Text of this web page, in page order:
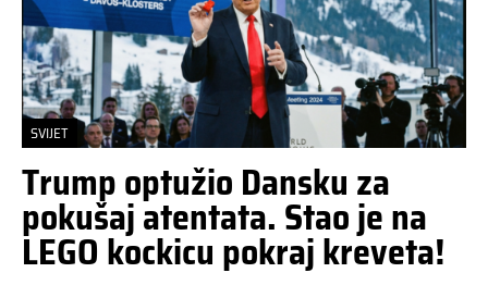
SVIJET
Trump optužio Dansku za
pokušaj atentata. Stao je na
LEGO kockicu pokraj kreveta!